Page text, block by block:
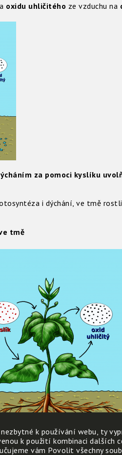
oxidu uhličitého ze vzduchu na
za pomoci kyslíku
i dýchání, ve tmě
k používání webu, ty
k použití kombinaci
vám Povolit všechny